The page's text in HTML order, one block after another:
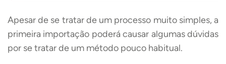
Apesar de se tratar de um processo muito simples, a
primeira importação poderá causar algumas dúvidas
por se tratar de um método pouco habitual.